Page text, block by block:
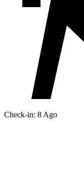
Check-in: 8 Ago